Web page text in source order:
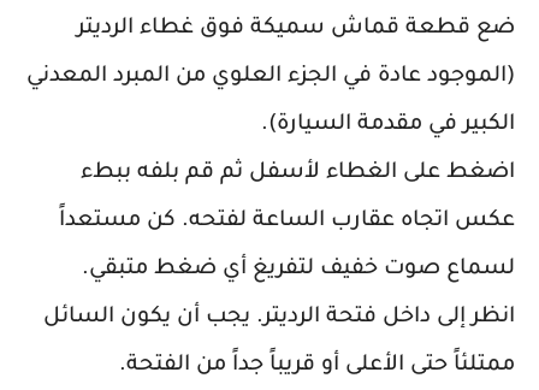
ضع قطعة قماش سميكة فوق غطاء الرديتر
(الموجود عادة في الجزء العلوي من المبرد المعدني
الكبير في مقدمة السيارة).
اضغط على الغطاء لأسفل ثم قم بلفه ببطء
عكس اتجاه عقارب الساعة لفتحه. كن مستعداً
لسماع صوت خفيف لتفريغ أي ضغط متبقي.
انظر إلى داخل فتحة الرديتر. يجب أن يكون السائل
ممتلئاً حتى الأعلى أو قريباً جداً من الفتحة.